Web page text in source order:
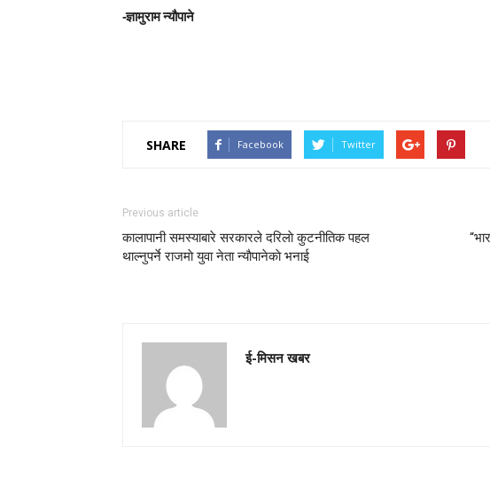
-ज्ञामुराम न्यौपाने
SHARE Facebook Twitter
Previous article
कालापानी समस्याबारे सरकारले दरिलाे कुटनीतिक पहल
थाल्नुपर्ने राजमाे युवा नेता न्याैपानेकाे भनाई
ई-मिसन खबर